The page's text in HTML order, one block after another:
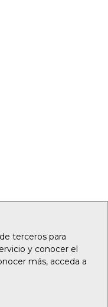
terceros para
y conocer el
más, acceda a